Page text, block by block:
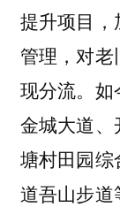
提升项目
管理，对
现分流。如
金城大道
塘村田园综
道吾山步道